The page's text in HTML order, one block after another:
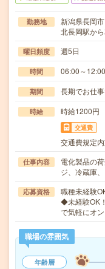
勤務地
新潟県長岡市
北長岡駅か
曜日頻度 週5日
時間 06:00～
期間 長期でお仕
時給 時給1200円
交通費
交通費規定
仕事内容
電化製品の
ジ、冷蔵庫
応募資格
職種未経験
◆未経験OK
で気軽にオ
職場の雰囲気
年齢層